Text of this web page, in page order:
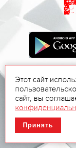
Этот сайт
сайт, вы
Принять